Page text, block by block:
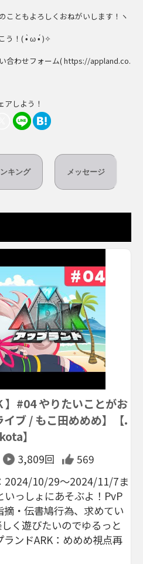
こともよろしくおねがいします！ヽ
う！( •̀ ω •́ )✧
合わせフォーム( https://appland.co.
アしよう！
キング メッセージ
】#04 やりたいことがお
ブ / もこ田めめめ】【.
】
3,809回
569
2024/10/29～2024/11/7ま
いっしょにあそぶよ！PvP
・伝書鳩行為、求めてい
く遊びたいのでゆるっと
ンドARK：めめめ視点再